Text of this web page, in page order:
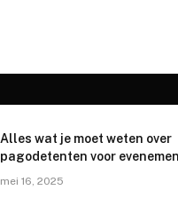
Alles wat je moet weten over
pagodetenten voor
mei 16, 2025